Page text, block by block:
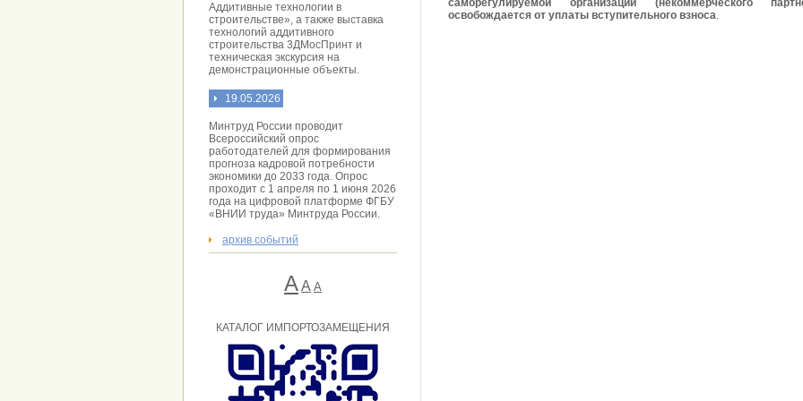
Аддитивные технологии в
строительстве», а также выставка
технологий аддитивного
строительства 3ДМосПринт и
техническая экскурсия на
демонстрационные объекты.
19.05.2026
Минтруд России проводит
Всероссийский опрос
работодателей для формирования
прогноза кадровой потребности
экономики до 2033 года. Опрос
проходит с 1 апреля по 1 июня 2026
года на цифровой платформе ФГБУ
«ВНИИ труда» Минтруда России.
архив событий
АA А
КАТАЛОГ ИМПОРТОЗАМЕЩЕНИЯ
саморегулируемой организации (некоммерческого
освобождается от уплаты вступительного взноса.